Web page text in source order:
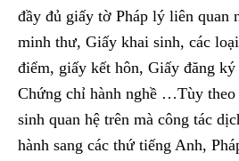
đầy đủ giấy tờ Pháp lý liên quan
minh thư, Giấy khai sinh, các
điểm, giấy kết hôn, Giấy đăng
Chứng chỉ hành nghề …Tùy
sinh quan hệ trên mà công tác
hành sang các thứ tiếng Anh,